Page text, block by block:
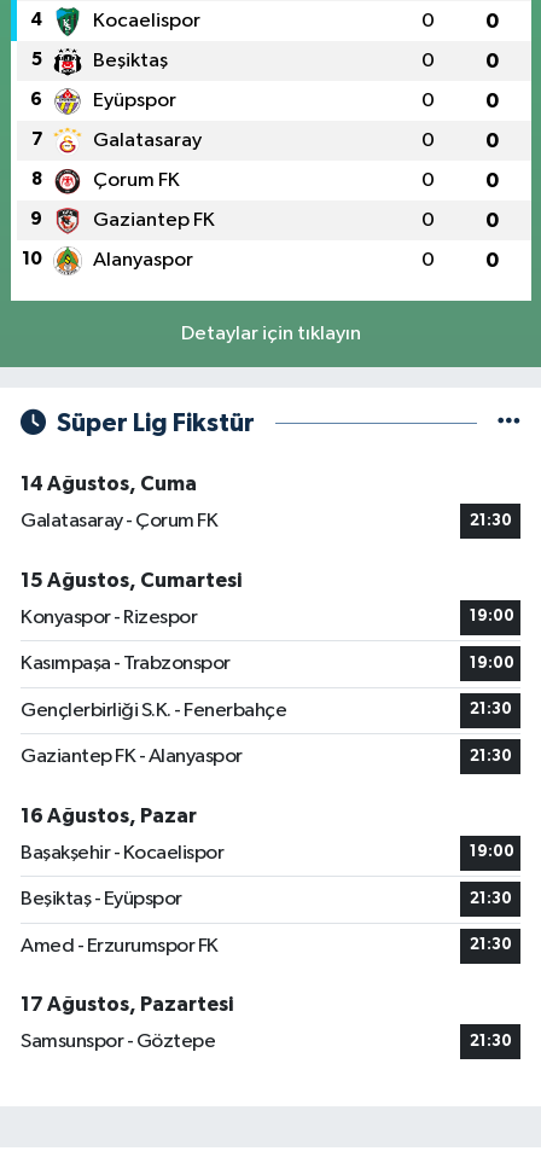
4 Kocaelispor 0 0
5 Beşiktaş 0 0
6 Eyüpspor 0 0
7 Galatasaray 0 0
8 Çorum FK 0 0
9 Gaziantep FK 0 0
10 Alanyaspor 0 0
Detaylar için tıklayın
Süper Lig Fikstür
14 Ağustos, Cuma
Galatasaray - Çorum FK
21:30
15 Ağustos, Cumartesi
Konyaspor - Rizespor
19:00
Kasımpaşa - Trabzonspor 19:00
Gençlerbirliği S.K. - Fenerbahçe 21:30
Gaziantep FK - Alanyaspor 21:30
16 Ağustos, Pazar
Başakşehir - Kocaelispor
19:00
Beşiktaş - Eyüpspor 21:30
Amed - Erzurumspor FK 21:30
17 Ağustos, Pazartesi
Samsunspor - Göztepe
21:30